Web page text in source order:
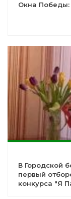
Окна
В Городской
первый
конкурса "Я